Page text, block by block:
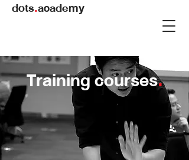
dots.academy
Training courses.